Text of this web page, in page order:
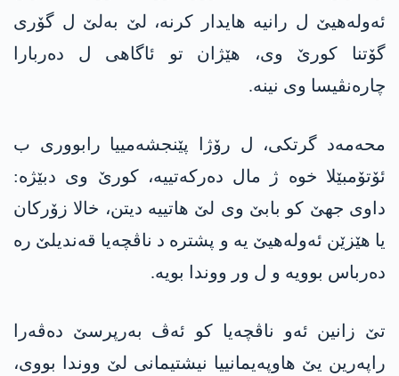
ئه‌وله‌هیێ ل رانیه‌ هایدار كرنه‌، لێ به‌لێ ل گۆری
گۆتنا كورێ وی، هێژان تو ئاگاهی ل ده‌ربارا
چاره‌نڤیسا وی نینه‌.
محه‌مه‌د گرتكی، ل رۆژا پێنجشه‌مییا رابووری ب
ئۆتۆمبێلا خوه‌ ژ مال ده‌ركه‌تییه‌، كورێ وی دبێژه‌:
داوی جهێ كو بابێ وی لێ هاتییه‌ دیتن، خالا زۆركان
یا هێزێن ئه‌وله‌هیێ یه‌ و پشتره‌ د ناڤچه‌یا قه‌ندیلێ ره‌
ده‌رباس بوویه‌ و ل ور ووندا بویه‌.
تێ زانین ئه‌و ناڤچه‌یا كو ئه‌ڤ به‌رپرسێ ده‌ڤه‌را
راپه‌رین یێ هاوپه‌یمانییا نیشتیمانی لێ ووندا بووی،